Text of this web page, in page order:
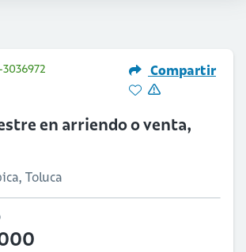
Compartir
en arriendo o venta,
Toluca